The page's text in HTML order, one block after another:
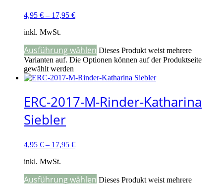
4,95 € – 17,95 €
inkl. MwSt.
Ausführung wählen Dieses Produkt weist mehrere
Varianten auf. Die Optionen können auf der Produktseite
gewählt werden
ERC-2017-M-Rinder-Katharina
Siebler
4,95 € – 17,95 €
inkl. MwSt.
Ausführung wählen Dieses Produkt weist mehrere